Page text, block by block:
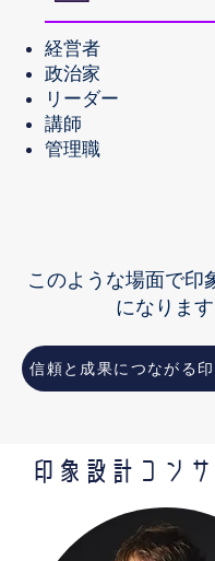
経営者
政治家
リーダー
講師
管理職
このような場面で印
になります
信頼と成果につながる
印象設計コン